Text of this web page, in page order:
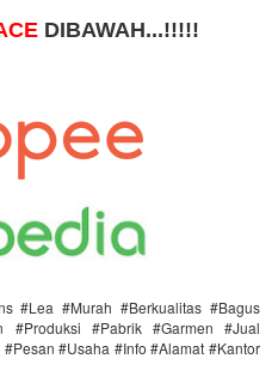
DIBAWAH...!!!!!
#Lea #Murah #Berkualitas #Bagus
#Produksi #Pabrik #Garmen #Jual
#Usaha #Info #Alamat #Kantor